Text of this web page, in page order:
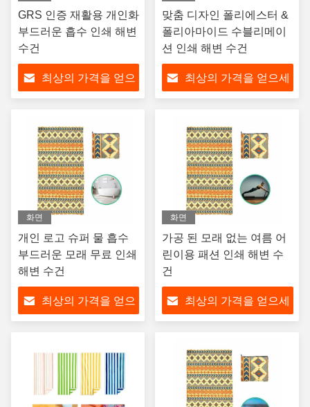
GRS 인증 재활용 개인화
부드러운 흡수 인쇄 해변
수건
최상의 가격을 얻으
맞춤 디자인 폴리에스터 &
폴리아마이드 수블리메이
션 인쇄 해변 수건
최상의 가격을 얻으세
화면
개인 로고 슈퍼 물 흡수
부드러운 모래 무료 인쇄
해변 수건
최상의 가격을 얻으
화면
가공 된 모래 없는 여름 어
린이용 패션 인쇄 해변 수
건
최상의 가격을 얻으세